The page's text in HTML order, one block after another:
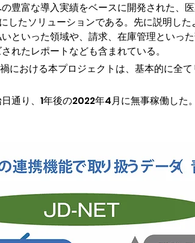
富な導入実績をベースに開発された、
たソリューションである。先に説明し
といった領域や、請求、在庫管理といっ
れたレポートなども含まれている。
における本プロジェクトは、基本的に全
通り、1年後の2022年4月に無事稼働した。